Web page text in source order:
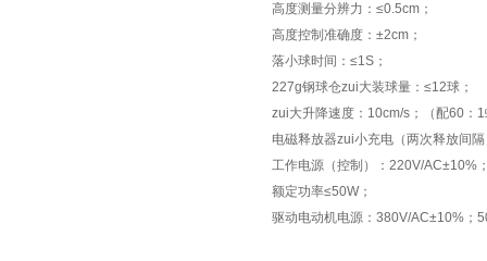
高度测量分辨力：≤0.5cm；
高度控制准确度：±2cm；
落小球时间：≤1S；
227g钢球仓zui大装球量：≤12球；
zui大升降速度：10cm/s；（配60：
电磁释放器zui小充电（两次释放间
工作电源（控制）：220V/AC±10%
额定功率≤50W；
驱动电动机电源：380V/AC±10%；